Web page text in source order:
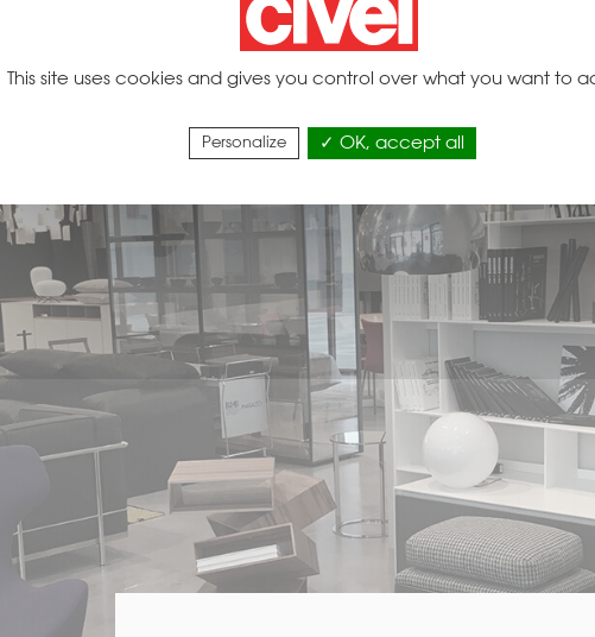
This site uses cookies and gives you control over what you want to
Personalize OK, accept all